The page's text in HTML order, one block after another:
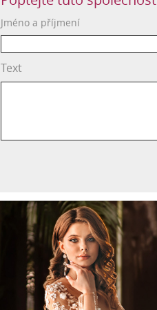
Jméno a příjmení
Text